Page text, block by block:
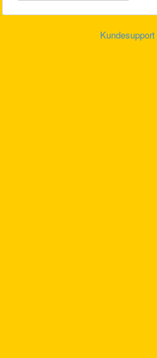
Kundesupport